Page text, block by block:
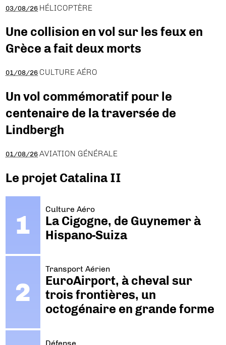
03/08/26 HÉLICOPTÈRE
Une collision en vol sur les feux en
Grèce a fait deux morts
01/08/26 CULTURE AÉRO
Un vol commémoratif pour le
centenaire de la traversée de
Lindbergh
01/08/26 AVIATION GÉNÉRALE
Le projet Catalina II
Culture Aéro
La Cigogne, de Guynemer à
Hispano-Suiza
Transport Aérien
EuroAirport, à cheval sur
trois frontières, un
octogénaire en grande forme